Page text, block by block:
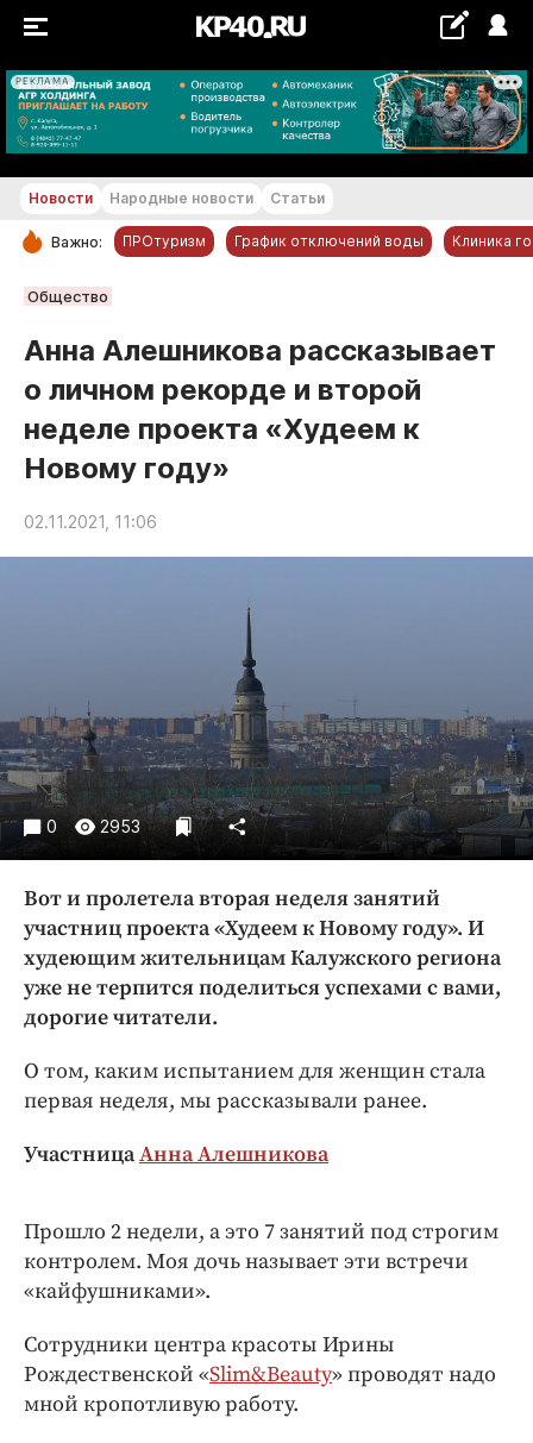
РЕКЛАМА
+21...+22 °С
РУБРИКИ
Обнинск
Статьи
Народные новости
Авто и транспорт
Благоустройство
Недвижимость и ЖКХ
Погода
Праздники
Происшествия
Спорт
ПРОЕКТЫ
Блоги
Издания
Интересное чтиво
Клиника года
Бренд года
Новости Народные новости Статьи
Важно: ПРОтуризм График отключений воды Клиника
Общество
Анна Алешникова рассказывает
о личном рекорде и второй
неделе проекта «Худеем к
Новому году»
02.11.2021, 11:06
0 2953
Вот и пролетела вторая неделя занятий
участниц проекта «Худеем к Новому году». И
худеющим жительницам Калужского региона
уже не терпится поделиться успехами с вами,
дорогие читатели.
О том, каким испытанием для женщин стала
первая неделя, мы рассказывали ранее.
УчастницаАнна Алешникова
Прошло 2 недели, а это 7 занятий под строгим
контролем. Моя дочь называет эти встречи
«кайфушниками».
Сотрудники центра красоты Ирины
Рождественской «Slim&Beauty» проводят надо
мной кропотливую работу.